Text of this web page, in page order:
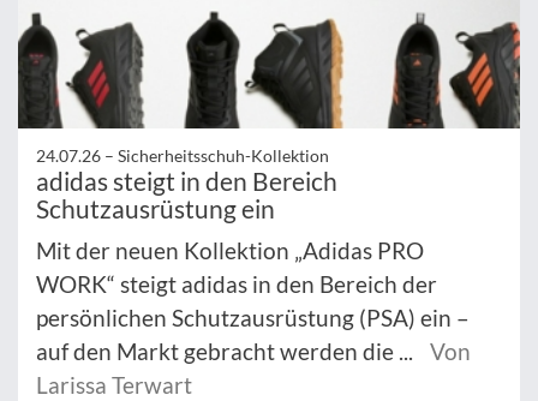
24.07.26 – Sicherheitsschuh-Kollektion
adidas steigt in den Bereich
Schutzausrüstung ein
Mit der neuen Kollektion „Adidas PRO
WORK“ steigt adidas in den Bereich der
persönlichen Schutzausrüstung (PSA) ein –
auf den Markt gebracht werden die ...
Von
Larissa Terwart